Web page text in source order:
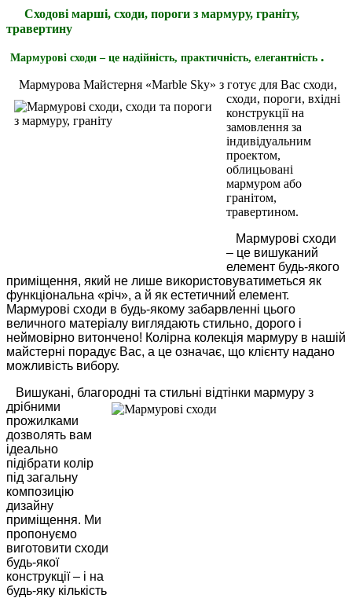
Сходові марші, сходи, пороги з мармуру, граніту,
травертину
Мармурові сходи – це надійність, практичність, елегантність .
Мармурова Майстерня «Marble Sky» з готує для Вас сходи,
сходи, пороги, вхідні
конструкції на
замовлення за
індивідуальним
проектом,
облицьовані
мармуром або
гранітом,
травертином.
Мармурові сходи
– це вишуканий
елемент будь-якого
приміщення, який не лише використовуватиметься як
функціональна «річ», а й як естетичний елемент.
Мармурові сходи в будь-якому забарвленні цього
величного матеріалу виглядають стильно, дорого і
неймовірно витончено! Колірна колекція мармуру в нашій
майстерні порадує Вас, а це означає, що клієнту надано
можливість вибору.
Вишукані, благородні та стильні відтінки мармуру з
дрібними
прожилками
дозволять вам
ідеально
підібрати колір
під загальну
композицію
дизайну
приміщення. Ми
пропонуємо
виготовити сходи
будь-якої
конструкції – і на
будь-яку кількість